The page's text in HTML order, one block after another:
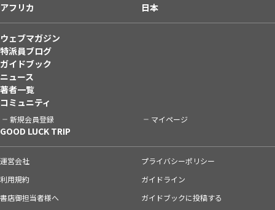
アフリカ
日本
ウェブマガジン
特派員ブログ
ガイドブック
ニュース
著者一覧
コミュニティ
新規会員登録 マイページ
GOOD LUCK TRIP
運営会社
プライバシーポリシー
利用規約
ガイドライン
書店御担当者様へ
ガイドブックに投稿する